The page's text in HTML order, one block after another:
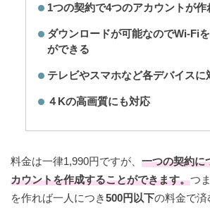
1つの契約で4つのアカウントが作
ダウンロードが可能なのでWi-Fi
ができる
テレビやスマホなど各デバイスに
４Kの高画質にも対応
料金は一律1,990円ですが、 一つの契約に
カウントを作成することができます。つ
を作れば一人につき500円以下の料金で済